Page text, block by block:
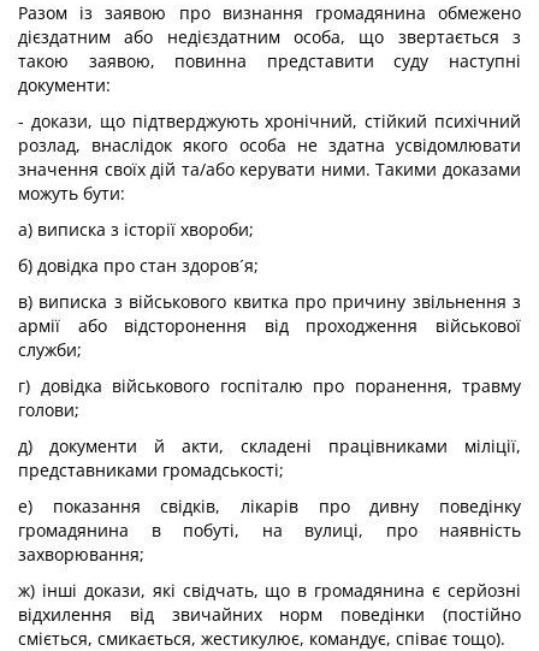
Разом із заявою про визнання громадянина обмежено
дієздатним або недієздатним особа, що звертається з
такою заявою, повинна представити суду наступні
документи:
- докази, що підтверджують хронічний, стійкий психічний
розлад, внаслідок якого особа не здатна усвідомлювати
значення своїх дій та/або керувати ними. Такими доказами
можуть бути:
а) виписка з історії хвороби;
б) довідка про стан здоров´я;
в) виписка з військового квитка про причину звільнення з
армії або відсторонення від проходження військової
служби;
г) довідка військового госпіталю про поранення, травму
голови;
д) документи й акти, складені працівниками міліції,
представниками громадськості;
е) показання свідків, лікарів про дивну поведінку
громадянина в побуті, на вулиці, про наявність
захворювання;
ж) інші докази, які свідчать, що в громадянина є серйозні
відхилення від звичайних норм поведінки (постійно
сміється, смикається, жестикулює, командує, співає тощо).